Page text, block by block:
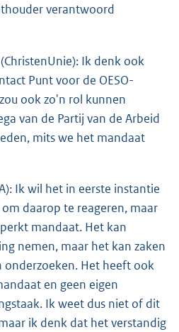
verantwoord
(ChristenUnie): Ik denk ook
Punt voor de OESO-
ook zo'n rol kunnen
van de Partij van de Arbeid
mits we het mandaat
Ik wil het in eerste instantie
daarop te reageren, maar
mandaat. Het kan
nemen, maar het kan zaken
onderzoeken. Het heeft ook
en geen eigen
Ik weet dus niet of dit
ik denk dat het verstandig